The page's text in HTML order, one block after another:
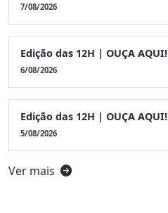
7/08/2026
Edição das 12H | OUÇA AQUI!
6/08/2026
Edição das 12H | OUÇA AQUI!
5/08/2026
Ver mais